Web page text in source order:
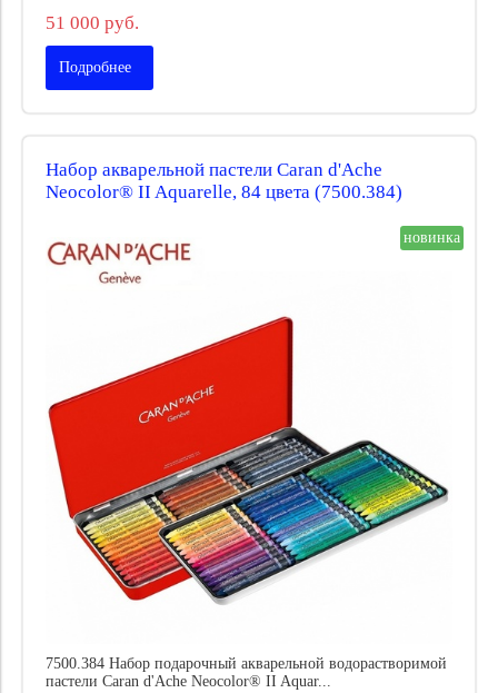
51 000 руб.
Подробнее
Набор акварельной пастели Caran d'Ache
Neocolor® II Aquarelle, 84 цвета (7500.384)
новинка
7500.384 Набор подарочный акварельной водорастворимой
пастели Caran d'Ache Neocolor® II Aquar...